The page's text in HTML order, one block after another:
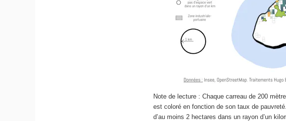
Note de lecture : Chaque carreau de 200
est coloré en fonction de son taux de
d’au moins 2 hectares dans un rayon d’un